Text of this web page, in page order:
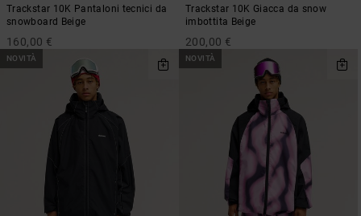
Trackstar 10K Pantaloni tecnici da
snowboard Beige
160,00 €
Trackstar 10K Giacca da snow
imbottita Beige
200,00 €
NOVITÀ NOVITÀ